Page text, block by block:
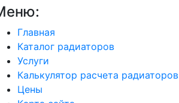
Главная
Каталог радиаторов
Услуги
Калькулятор расчета радиаторов
Цены